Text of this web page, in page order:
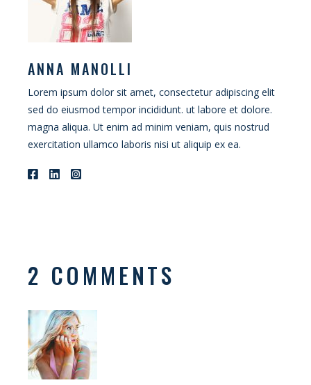
ANNA MANOLLI
Lorem ipsum dolor sit amet, consectetur adipiscing elit
sed do eiusmod tempor incididunt. ut labore et dolore.
magna aliqua. Ut enim ad minim veniam, quis nostrud
exercitation ullamco laboris nisi ut aliquip ex ea.
2 COMMENTS